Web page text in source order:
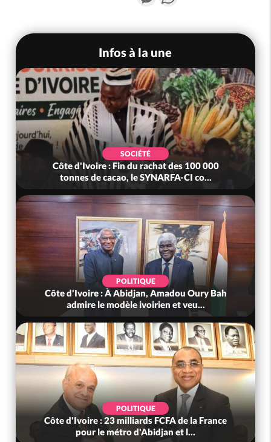
Infos à la une
SOCIÉTÉ
Côte d'Ivoire : MIRAH, bras de fer autour de la
mutuelle, le SYNHA-CI saisi...
POLITIQUE
Côte d'Ivoire : Violences tragiques à Kossandji
(Mé) ayant fait 03 morts, A...
SOCIÉTÉ
Côte d'Ivoire : « On ne veut pas mourir chez
nous », crient des habitants d...